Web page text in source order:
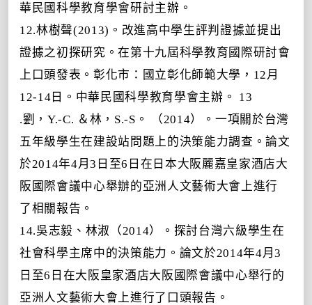
華民國科學教育學會研討主辦。
12.林樹聲(2013)。改進高中學生評判證據並提出
證據之初探研究。在第十九屆科學教育國際研討會
上口頭發表。彰化市：國立彰化師範大學，12月
12-14日。中華民國科學教育學會主辦。 13
.劉 ，Y.-C. ＆林，S.-S。 （2014）。一項關於台灣
五年級學生在建設站問題上的決策能力調查。論文
於2014年4月3日至6日在日本大阪麗嘉皇家酒店大
阪國際會議中心舉辦的亞洲人文藝術大會上進行
了相關報告。
14.吳志毅、林淑（2014）。探討台灣六級學生在
社會科學主席中的決策能力。論文於2014年4月3
日至6日在大阪皇家酒店大阪國際會議中心舉行的
亞洲人文藝術大會上進行了口頭報告。